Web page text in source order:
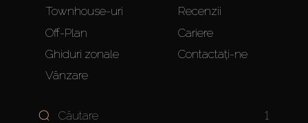
Townhouse-uri
Off-Plan
Ghiduri zonale
Vânzare
Recenzii
Cariere
Contactați-ne
1